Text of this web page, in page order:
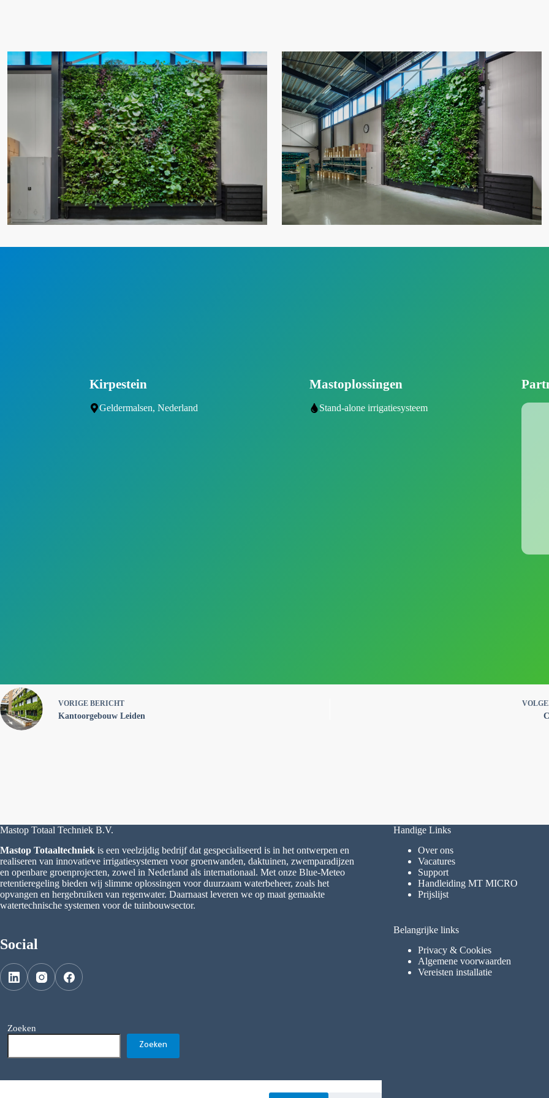
Kirpestein
Geldermalsen, Nederland
Mastoplossingen
Stand-alone irrigatiesysteem
VORIGE BERICHT
Kantoorgebouw Leiden
Mastop Totaal Techniek B.V.
Mastop Totaaltechniek is een veelzijdig bedrijf dat gespecialiseerd is in het ontwerpen en
realiseren van innovatieve irrigatiesystemen voor groenwanden, daktuinen, zwemparadijzen
en openbare groenprojecten, zowel in Nederland als internationaal. Met onze Blue-Meteo
retentieregeling bieden wij slimme oplossingen voor duurzaam waterbeheer, zoals het
opvangen en hergebruiken van regenwater. Daarnaast leveren we op maat gemaakte
watertechnische systemen voor de tuinbouwsector.
Social
Zoeken
Zoeken
Handige Links
Over ons
Vacatures
Support
Handleiding MT MICRO
Prijslijst
Belangrijke links
Privacy & Cookies
Algemene voorwaarden
Vereisten installatie